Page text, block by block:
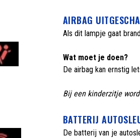
AIRBAG
Als dit lampje gaat
Wat moet je doen?
De airbag kan ernstig
Bij een kinderzitje
BATTERIJ
De batterij van je